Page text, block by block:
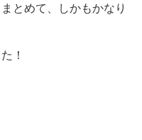
とめて、しかもかなり
！